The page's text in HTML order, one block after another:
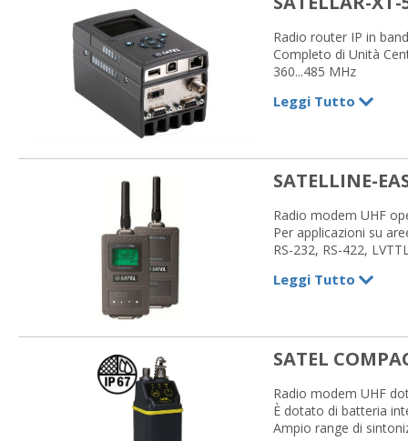
Radio router IP in
Completo di Unità
360...485 MHz
5 W
Leggi Tutto
SATELLINE-
Radio modem UHF
Per applicazioni su
RS-232, RS-422,
Leggi Tutto
SATEL
Radio modem UHF
È dotato di batteria
Ampio range di